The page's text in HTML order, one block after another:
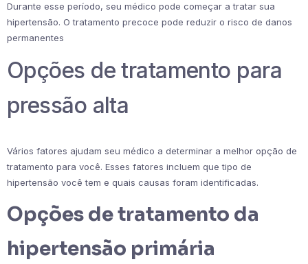
Durante esse período, seu médico pode começar a tratar sua
hipertensão. O tratamento precoce pode reduzir o risco de danos
permanentes
Opções de tratamento para
pressão alta
Vários fatores ajudam seu médico a determinar a melhor opção de
tratamento para você. Esses fatores incluem que tipo de
hipertensão você tem e quais causas foram identificadas.
Opções de tratamento da
hipertensão primária